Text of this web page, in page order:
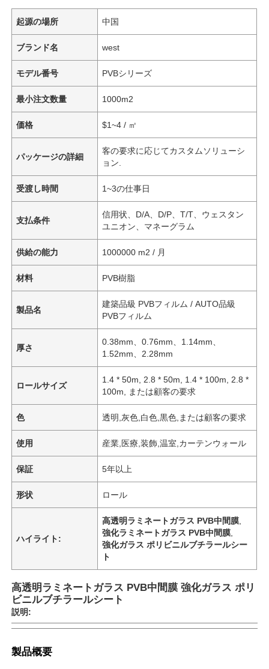
起源の場所 中国
ブランド名 west
モデル番号 PVBシリーズ
最小注文数量 1000m2
価格 $1~4 / ㎡
パッケージの詳細
客の要求に応じてカスタムソリューシ
ョン.
受渡し時間 1~3の仕事日
支払条件
信用状、D/A、D/P、T/T、ウェスタン
ユニオン、マネーグラム
供給の能力 1000000 m2 / 月
材料 PVB樹脂
製品名
建築品級 PVBフィルム / AUTO品級
PVBフィルム
厚さ
0.38mm、0.76mm、1.14mm、
1.52mm、2.28mm
ロールサイズ
1.4 * 50m, 2.8 * 50m, 1.4 * 100m, 2.8 *
100m, または顧客の要求
色 透明,灰色,白色,黒色,または顧客の要求
使用 産業,医療,装飾,温室,カーテンウォール
保証 5年以上
形状 ロール
ハイライト:
高透明ラミネートガラス PVB中間膜
強化ラミネートガラス PVB中間膜
強化ガラス ポリビニルブチラールシー
ト
高透明ラミネートガラス PVB中間膜 強化ガラス ポリ
ビニルブチラールシート
説明:
製品概要